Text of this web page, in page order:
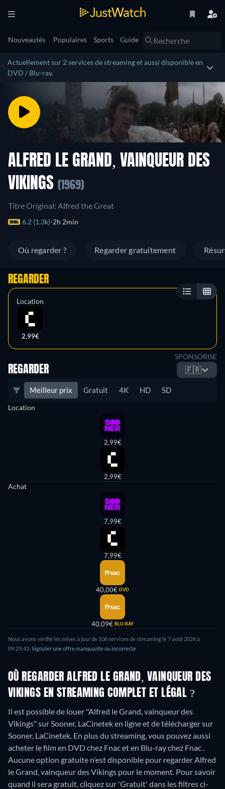
Nouveautés Populaires Sports Guide
Actuellement sur 2 services de streaming et aussi disponible en
DVD / Blu-ray.
ALFRED LE GRAND, VAINQUEUR DES
VIKINGS (1969)
Titre Original: Alfred the Great
6.2 (1.3k) 2h 2min
Où regarder ? Regarder gratuitement
REGARDER
Location
2,99€
SPONSORISE
REGARDER 🇫🇷
Meilleur prix Gratuit 4K HD SD
Location
2,99€
2,99€
Achat
7,99€
7,99€
40,00€ DVD
40,09€ BLU-RAY
Nous avons vérifié les mises à jour de 106 services de streaming le 7 août 2026 à
09:29:43. Signaler une offre manquante ou incorrecte
OÙ REGARDER ALFRED LE GRAND, VAINQUEUR DES
VIKINGS EN STREAMING COMPLET ET LÉGAL ?
Il est possible de louer "Alfred le Grand, vainqueur des
Vikings" sur Sooner, LaCinetek en ligne et de télécharger sur
Sooner, LaCinetek. En plus du streaming, vous pouvez aussi
acheter le film en DVD chez Fnac et en Blu-ray chez Fnac .
Aucune option gratuite n'est disponible pour regarder Alfred
le Grand, vainqueur des Vikings pour le moment. Pour savoir
quand il sera gratuit, cliquez sur 'Gratuit' dans les filtres ci-